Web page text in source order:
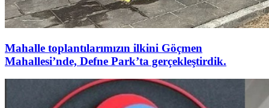
Mahalle toplantılarımızın ilkini Göçmen
Mahallesi’nde, Defne Park’ta gerçekleştirdik.